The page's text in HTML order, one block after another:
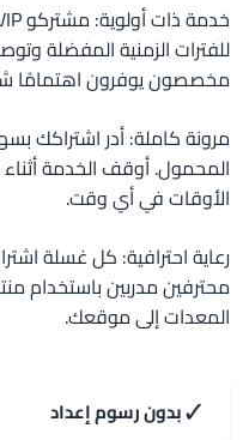
للفترات الزمنية المفضلة
مخصصون يوفرون اهتمامًا
مرونة كاملة: أدر اشتراكك
المحمول. أوقف الخدمة أثناء
الأوقات في أي وقت.
رعاية احترافية: كل غسلة
محترفين مدربين باستخدام
المعدات إلى موقعك.
✓بدون رسوم إعداد